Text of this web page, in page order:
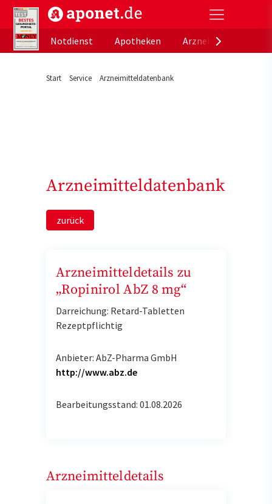
aponet.de - Das offizielle Gesundheitsportal der
Notdienst
Apotheken
Start Service Arzneimitteldatenbank
Arzneimitteldatenbank
zurück
Arzneimitteldetails zu
„Ropinirol AbZ 8 mg“
Darreichung: Retard-Tabletten
Rezeptpflichtig
Anbieter: AbZ-Pharma GmbH
http://www.abz.de
Bearbeitungsstand: 01.08.2026
Arzneimitteldetails